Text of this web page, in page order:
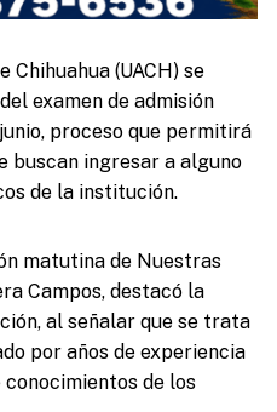
Chihuahua (UACH) se
examen de admisión
proceso que permitirá
buscan ingresar a alguno
de la institución.
matutina de Nuestras
Campos, destacó la
al señalar que se trata
por años de experiencia
de los